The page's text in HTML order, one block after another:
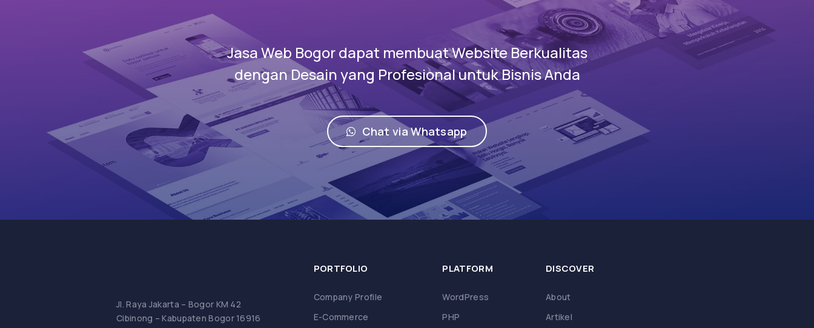
Jasa Web Bogor dapat membuat Website Berkualitas
dengan Desain yang Profesional untuk Bisnis Anda
Chat via Whatsapp
Jl. Raya Jakarta – Bogor KM 42
Cibinong – Kabupaten Bogor 16916
PORTFOLIO
Company Profile
E-Commerce
PLATFORM
WordPress
PHP
DISCOVER
About
Artikel